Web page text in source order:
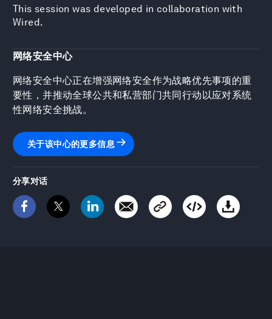
This session was developed in collaboration with
Wired.
网络安全中心
网络安全中心正在增强网络安全作为战略优先事项的重
要性，并推动全球公共和私营部门共同行动以应对系统
性网络安全挑战。
关于该中心的更多信息
分享对话